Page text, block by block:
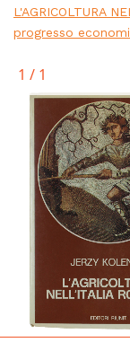
L'AGRICOLTURA
progresso
1 / 1